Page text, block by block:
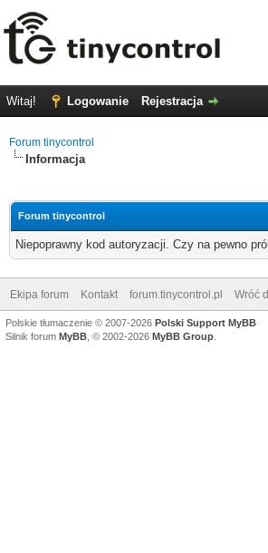
Witaj! Logowanie Rejestracja
Forum tinycontrol
Informacja
Forum tinycontrol
Niepoprawny kod autoryzacji. Czy na pewno
Ekipa forum Kontakt forum.tinycontrol.pl Wróć
Polskie tłumaczenie © 2007-2026 Polski Support MyBB
Silnik forum MyBB , © 2002-2026 MyBB Group